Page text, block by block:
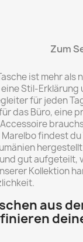
Zum
ist mehr als
Stil-Erklärung
für jeden
das Büro, eine
findest du
gut aufgeteilt,
Kollektion
aus